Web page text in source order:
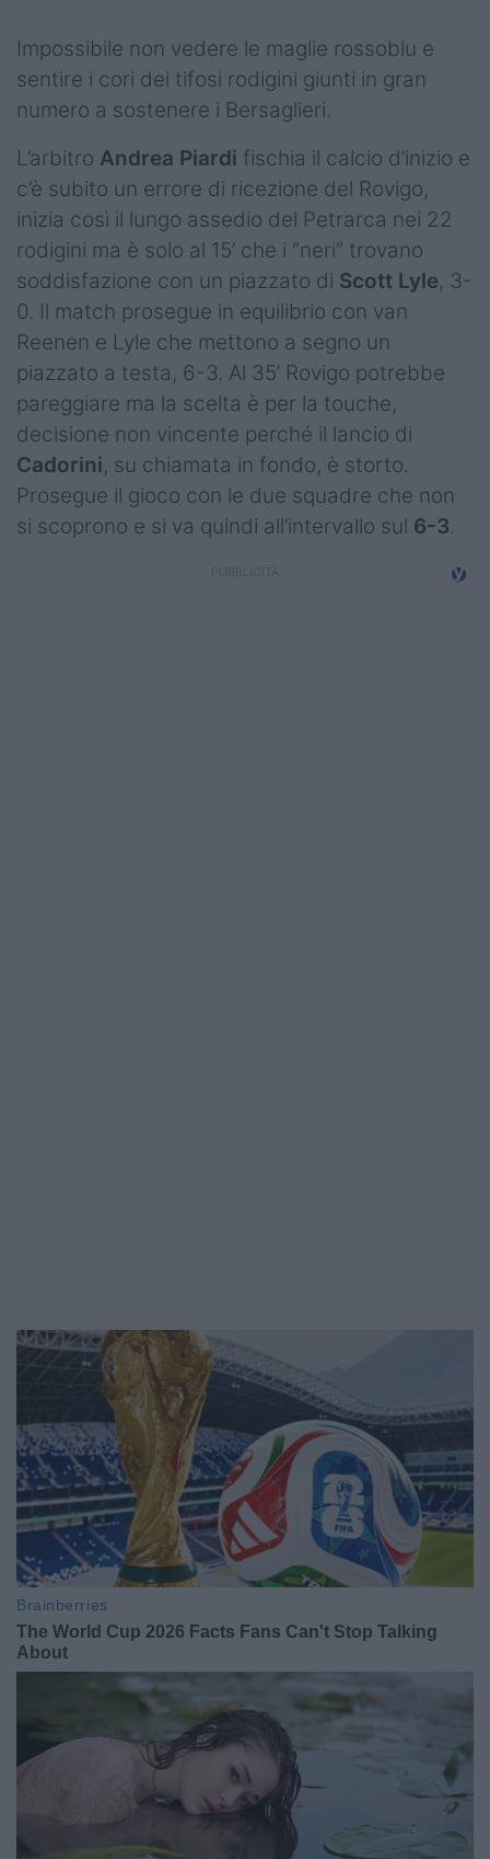
Impossibile non vedere le maglie rossoblu e
sentire i cori dei tifosi rodigini giunti in gran
numero a sostenere i Bersaglieri.
L’arbitro Andrea Piardi fischia il calcio d’inizio e
c’è subito un errore di ricezione del Rovigo,
inizia così il lungo assedio del Petrarca nei 22
rodigini ma è solo al 15’ che i “neri” trovano
soddisfazione con un piazzato di Scott Lyle, 3-
0. Il match prosegue in equilibrio con van
Reenen e Lyle che mettono a segno un
piazzato a testa, 6-3. Al 35’ Rovigo potrebbe
pareggiare ma la scelta è per la touche,
decisione non vincente perché il lancio di
Cadorini, su chiamata in fondo, è storto.
Prosegue il gioco con le due squadre che non
si scoprono e si va quindi all’intervallo sul 6-3.